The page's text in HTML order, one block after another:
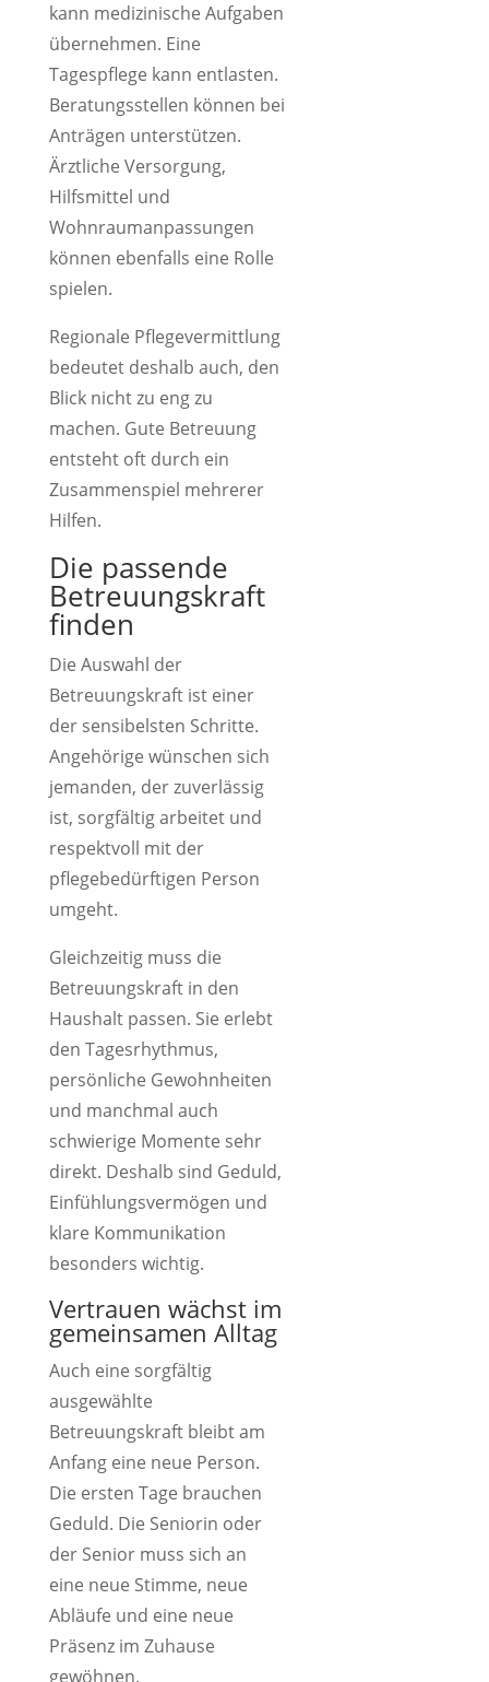
kann medizinische Aufgaben
übernehmen. Eine
Tagespflege kann entlasten.
Beratungsstellen können bei
Anträgen unterstützen.
Ärztliche Versorgung,
Hilfsmittel und
Wohnraumanpassungen
können ebenfalls eine Rolle
spielen.
Regionale Pflegevermittlung
bedeutet deshalb auch, den
Blick nicht zu eng zu
machen. Gute Betreuung
entsteht oft durch ein
Zusammenspiel mehrerer
Hilfen.
Die passende
Betreuungskraft
finden
Die Auswahl der
Betreuungskraft ist einer
der sensibelsten Schritte.
Angehörige wünschen sich
jemanden, der zuverlässig
ist, sorgfältig arbeitet und
respektvoll mit der
pflegebedürftigen Person
umgeht.
Gleichzeitig muss die
Betreuungskraft in den
Haushalt passen. Sie erlebt
den Tagesrhythmus,
persönliche Gewohnheiten
und manchmal auch
schwierige Momente sehr
direkt. Deshalb sind Geduld,
Einfühlungsvermögen und
klare Kommunikation
besonders wichtig.
Vertrauen wächst im
gemeinsamen Alltag
Auch eine sorgfältig
ausgewählte
Betreuungskraft bleibt am
Anfang eine neue Person.
Die ersten Tage brauchen
Geduld. Die Seniorin oder
der Senior muss sich an
eine neue Stimme, neue
Abläufe und eine neue
Präsenz im Zuhause
gewöhnen.